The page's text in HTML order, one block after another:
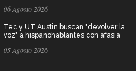
06 Agosto 2026
Tec y UT Austin buscan "devolver la
voz" a hispanohablantes con afasia
05 Agosto 2026